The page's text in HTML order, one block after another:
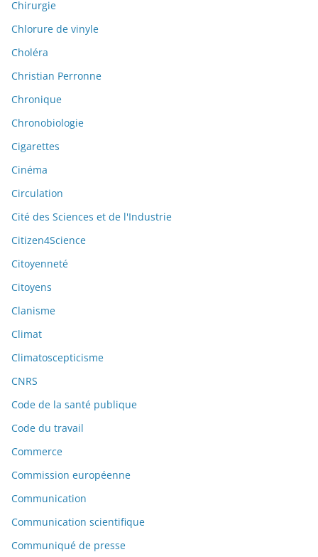
Chirurgie
Chlorure de vinyle
Choléra
Christian Perronne
Chronique
Chronobiologie
Cigarettes
Cinéma
Circulation
Cité des Sciences et de l'Industrie
Citizen4Science
Citoyenneté
Citoyens
Clanisme
Climat
Climatoscepticisme
CNRS
Code de la santé publique
Code du travail
Commerce
Commission européenne
Communication
Communication scientifique
Communiqué de presse